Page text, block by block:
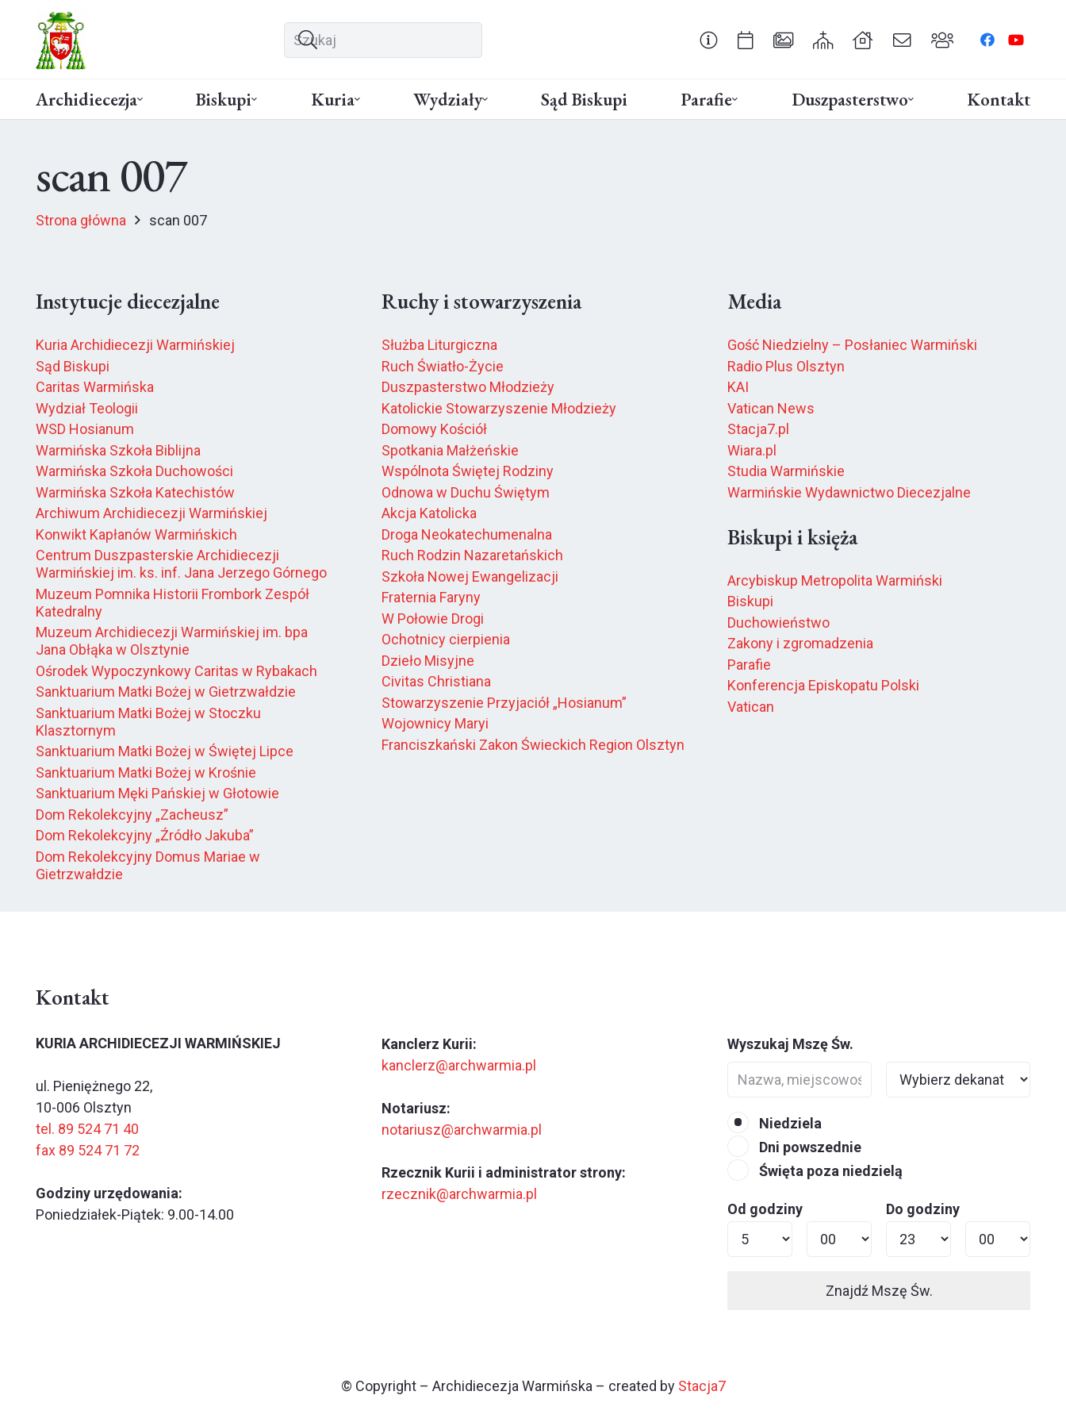
Archidiecezja Biskupi Kuria Wydziały Sąd Biskupi Parafie Duszpasterstwo Kontakt
scan 007
Strona główna scan 007
Instytucje diecezjalne
Kuria Archidiecezji Warmińskiej
Sąd Biskupi
Caritas Warmińska
Wydział Teologii
WSD Hosianum
Warmińska Szkoła Biblijna
Warmińska Szkoła Duchowości
Warmińska Szkoła Katechistów
Archiwum Archidiecezji Warmińskiej
Konwikt Kapłanów Warmińskich
Centrum Duszpasterskie Archidiecezji
Warmińskiej im. ks. inf. Jana Jerzego Górnego
Muzeum Pomnika Historii Frombork Zespół
Katedralny
Muzeum Archidiecezji Warmińskiej im. bpa
Jana Obłąka w Olsztynie
Ośrodek Wypoczynkowy Caritas w Rybakach
Sanktuarium Matki Bożej w Gietrzwałdzie
Sanktuarium Matki Bożej w Stoczku
Klasztornym
Sanktuarium Matki Bożej w Świętej Lipce
Sanktuarium Matki Bożej w Krośnie
Sanktuarium Męki Pańskiej w Głotowie
Dom Rekolekcyjny „Zacheusz”
Dom Rekolekcyjny „Źródło Jakuba”
Dom Rekolekcyjny Domus Mariae w
Gietrzwałdzie
Ruchy i stowarzyszenia
Służba Liturgiczna
Ruch Światło-Życie
Duszpasterstwo Młodzieży
Katolickie Stowarzyszenie Młodzieży
Domowy Kościół
Spotkania Małżeńskie
Wspólnota Świętej Rodziny
Odnowa w Duchu Świętym
Akcja Katolicka
Droga Neokatechumenalna
Ruch Rodzin Nazaretańskich
Szkoła Nowej Ewangelizacji
Fraternia Faryny
W Połowie Drogi
Ochotnicy cierpienia
Dzieło Misyjne
Civitas Christiana
Stowarzyszenie Przyjaciół „Hosianum”
Wojownicy Maryi
Franciszkański Zakon Świeckich Region Olsztyn
Media
Gość Niedzielny – Posłaniec Warmiński
Radio Plus Olsztyn
KAI
Vatican News
Stacja7.pl
Wiara.pl
Studia Warmińskie
Warmińskie Wydawnictwo Diecezjalne
Biskupi i księża
Arcybiskup Metropolita Warmiński
Biskupi
Duchowieństwo
Zakony i zgromadzenia
Parafie
Konferencja Episkopatu Polski
Vatican
Kontakt
KURIA ARCHIDIECEZJI WARMIŃSKIEJ
ul. Pieniężnego 22,
10-006 Olsztyn
tel. 89 524 71 40
fax 89 524 71 72
Godziny urzędowania:
Poniedziałek-Piątek: 9.00-14.00
Kanclerz Kurii:
kanclerz@archwarmia.pl
Notariusz:
notariusz@archwarmia.pl
Rzecznik Kurii i administrator strony:
rzecznik@archwarmia.pl
Wyszukaj Mszę Św.
Niedziela
Dni powszednie
Święta poza niedzielą
Od godziny Do godziny
Znajdź Mszę Św.
© Copyright – Archidiecezja Warmińska – created by Stacja7